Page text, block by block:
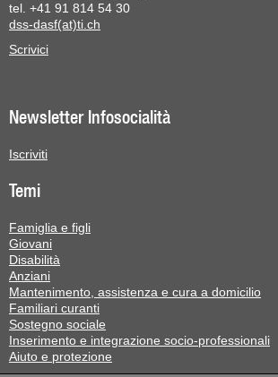
tel. +41 91 814 54 30
dss-dasf(at)ti.ch
Scrivici
Newsletter Infosocialità
Iscriviti
Temi
Famiglia e figli
Giovani
Disabilità
Anziani
Mantenimento, assistenza e cura a domicilio
Familiari curanti
Sostegno sociale
Inserimento e integrazione socio-professionali
Aiuto e protezione